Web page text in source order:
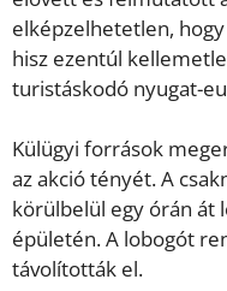
elképzelhetetlen,
hisz ezentúl
turistáskodó nyugat-
Külügyi források
az akció tényét. A
körülbelül egy órán át
épületén. A lobogót
távolították el.